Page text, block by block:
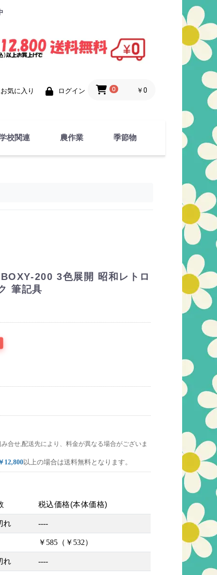
お気に入り ログイン 0 ￥0
校関連 農作業 季節物
200 3色展開 昭和レトロ
筆記具
合せ,配送先により、料金が異なる場合がございま
12,800以上の場合は送料無料となります。
税込価格(本体価格)
れ ----
￥585（￥532）
れ ----